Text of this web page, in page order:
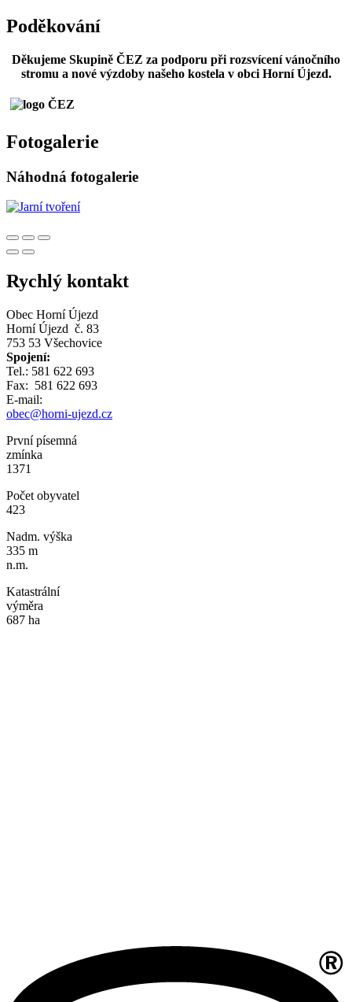
Poděkování
Děkujeme Skupině ČEZ za podporu při rozsvícení vánočního
stromu a nové výzdoby našeho kostela v obci Horní Újezd.
Fotogalerie
Náhodná fotogalerie
Rychlý kontakt
Obec Horní Újezd
Horní Újezd č. 83
753 53 Všechovice
Spojení:
Tel.: 581 622 693
Fax: 581 622 693
E-mail:
obec@horni-ujezd.cz
První písemná
zmínka
1371
Počet obyvatel
423
Nadm. výška
335 m
n.m.
Katastrální
výměra
687 ha